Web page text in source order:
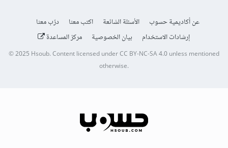
عن أكاديمية حسوب الأسئلة الشائعة اكتب معنا
درّب معنا
إرشادات الاستخدام
بيان الخصوصية مركز المساعدة
© 2025Hsoub.Content licensed underCC BY-NC-SA 4.0unless mentioned
otherwise.